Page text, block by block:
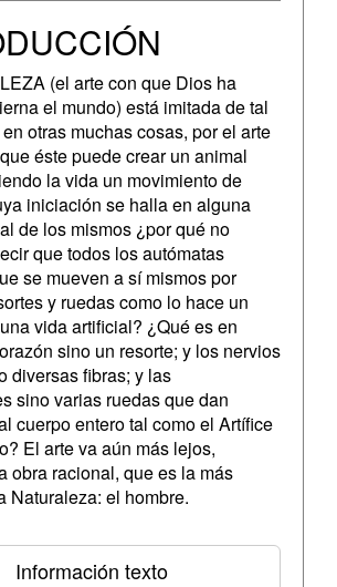
(el arte con que Dios ha
el mundo) está imitada de tal
otras muchas cosas, por el arte
éste puede crear un animal
la vida un movimiento de
iniciación se halla en alguna
de los mismos ¿por qué no
que todos los autómatas
se mueven a sí mismos por
y ruedas como lo hace un
vida artificial? ¿Qué es en
sino un resorte; y los nervios
diversas fibras; y las
sino varias ruedas que dan
cuerpo entero tal como el Artífice
El arte va aún más lejos,
obra racional, que es la más
Naturaleza: el hombre.
Información texto